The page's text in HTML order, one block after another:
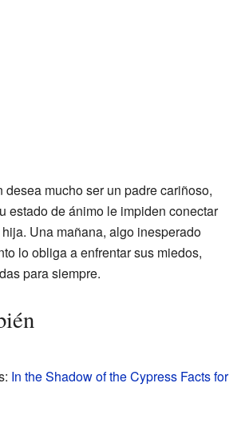
mucho ser un padre cariñoso,
estado de ánimo le impiden conectar
Una mañana, algo inesperado
lo obliga a enfrentar sus miedos,
para siempre.
In the Shadow of the Cypress Facts for